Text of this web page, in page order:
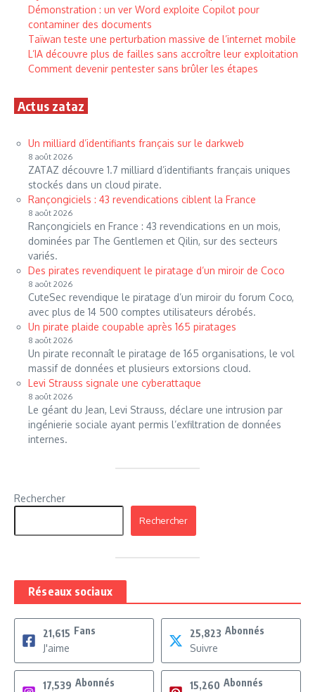
Démonstration : un ver Word exploite Copilot pour
contaminer des documents
Taïwan teste une perturbation massive de l’internet mobile
L’IA découvre plus de failles sans accroître leur exploitation
Comment devenir pentester sans brûler les étapes
Actus zataz
Un milliard d’identifiants français sur le darkweb
8 août 2026
ZATAZ découvre 1.7 milliard d’identifiants français uniques
stockés dans un cloud pirate.
Rançongiciels : 43 revendications ciblent la France
8 août 2026
Rançongiciels en France : 43 revendications en un mois,
dominées par The Gentlemen et Qilin, sur des secteurs
variés.
Des pirates revendiquent le piratage d’un miroir de Coco
8 août 2026
CuteSec revendique le piratage d’un miroir du forum Coco,
avec plus de 14 500 comptes utilisateurs dérobés.
Un pirate plaide coupable après 165 piratages
8 août 2026
Un pirate reconnaît le piratage de 165 organisations, le vol
massif de données et plusieurs extorsions cloud.
Levi Strauss signale une cyberattaque
8 août 2026
Le géant du Jean, Levi Strauss, déclare une intrusion par
ingénierie sociale ayant permis l’exfiltration de données
internes.
Rechercher
Rechercher
Réseaux sociaux
21,615 Fans
J'aime
25,823 Abonnés
Suivre
17,539 Abonnés
15,260 Abonnés